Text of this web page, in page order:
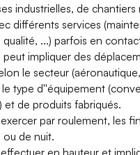
industrielles, de chantiers
différents services
...) parfois en
peut impliquer des
le secteur
le type d''équipement
et de produits fabriqués.
par roulement, les
ou de nuit.
en hauteur et